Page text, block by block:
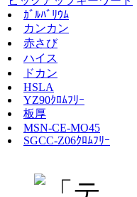
ｶﾞﾙﾊﾞﾘｳﾑ
カンカン
赤さび
ハイス
ドカン
HSLA
YZ90ｸﾛﾑﾌﾘｰ
板厚
MSN-CE-MO45
SGCC-Z06ｸﾛﾑﾌﾘｰ